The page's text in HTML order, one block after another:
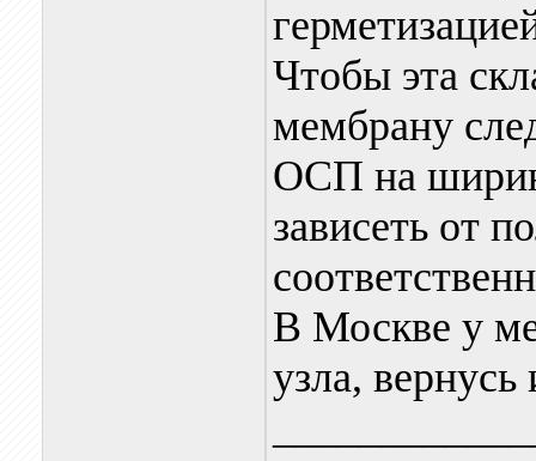
Чтобы эта
мембрану
ОСП на
зависеть от
В Москве у
узла,